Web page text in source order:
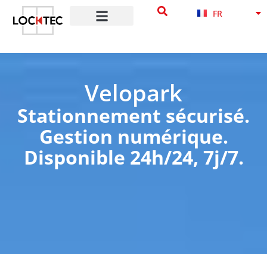
principal
FR
DA
Velopark
Stationnement sécurisé.
Gestion numérique.
Disponible 24h/24, 7j/7.